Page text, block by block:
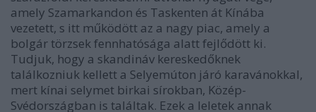
amely Szamarkandon és Taskenten át Kínába
vezetett, s itt működött az a nagy piac, amely a
bolgár törzsek fennhatósága alatt fejlődött ki.
Tudjuk, hogy a skandináv kereskedőknek
találkozniuk kellett a Selyemúton járó karavánokkal,
mert kínai selymet birkai sírokban, Közép-
Svédországban is találtak. Ezek a leletek annak